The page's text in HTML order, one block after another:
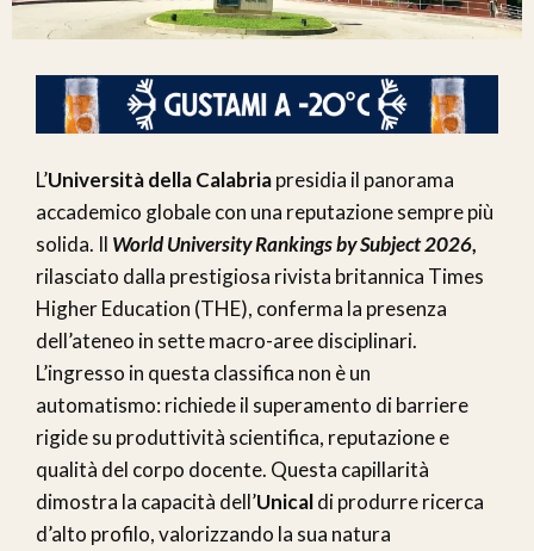
L’Università della Calabriapresidia il panorama
accademico globale con una reputazione sempre più
solida. Il World University Rankings by Subject 2026,
rilasciato dalla prestigiosa rivista britannica Times
Higher Education (THE), conferma la presenza
dell’ateneo in sette macro-aree disciplinari.
L’ingresso in questa classifica non è un
automatismo: richiede il superamento di barriere
rigide su produttività scientifica, reputazione e
qualità del corpo docente. Questa capillarità
dimostra la capacità dell’Unicaldi produrre ricerca
d’alto profilo, valorizzando la sua natura